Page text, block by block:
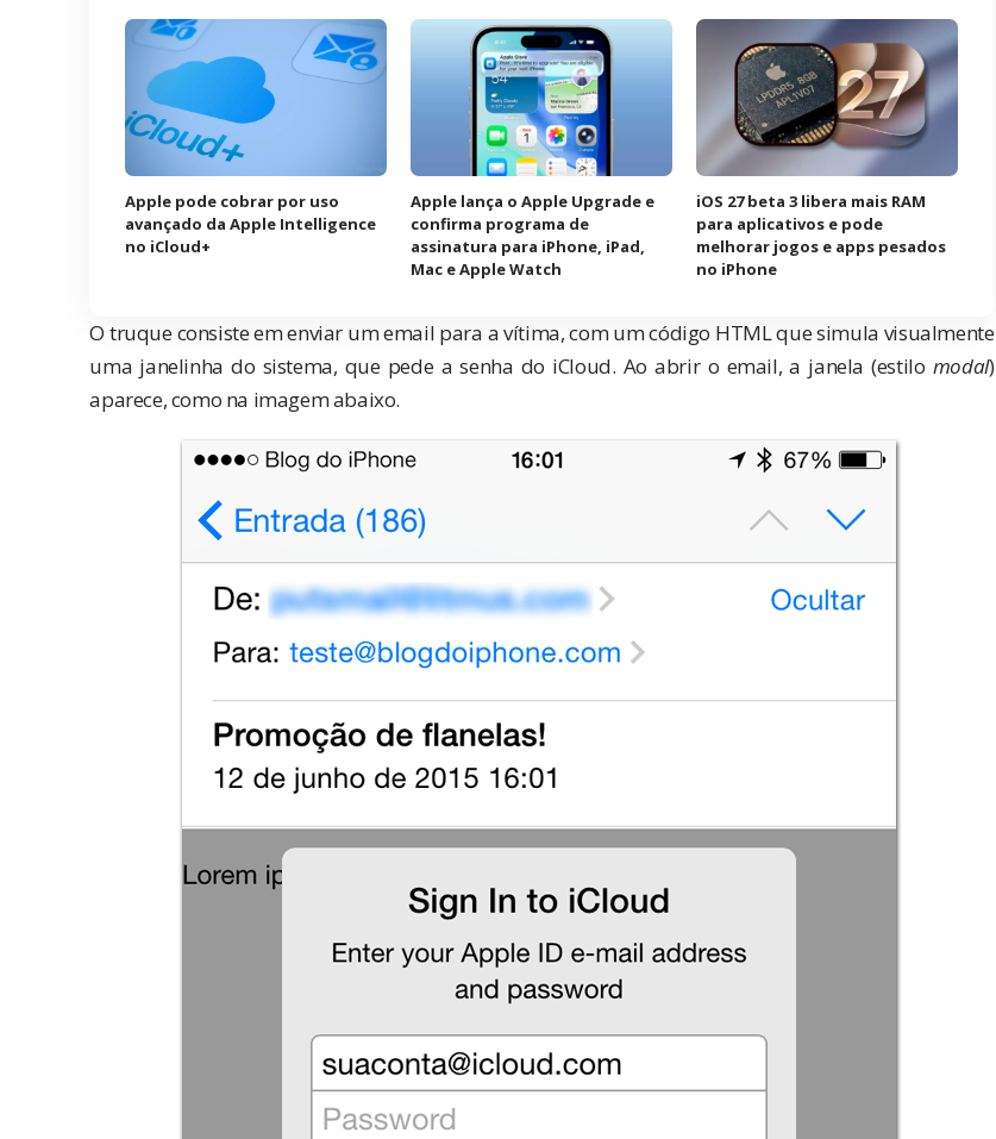
Apple pode cobrar por uso
avançado da Apple Intelligence
no iCloud+
Apple lança o Apple Upgrade e
confirma programa de
assinatura para iPhone, iPad,
Mac e Apple Watch
iOS 27 beta 3 libera mais RAM
para aplicativos e pode
melhorar jogos e apps pesados
no iPhone
O truque consiste em enviar um email para a vítima, com um código HTML que simula visualmente
uma janelinha do sistema, que pede a senha do iCloud. Ao abrir o email, a janela (estilo modal)
aparece, como na imagem abaixo.